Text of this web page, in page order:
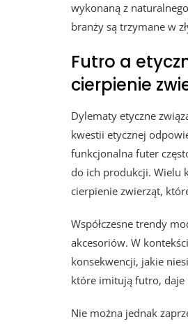
wykonaną z
branży są trzymane w
Futro a
cierpienie
Dylematy etyczne
kwestii etycznej
funkcjonalna futer
do ich produkcji. Wielu
cierpienie zwierząt,
Współczesne trendy
akcesoriów. W
konsekwencji, jakie
które imitują futro, daje
Nie można jednak